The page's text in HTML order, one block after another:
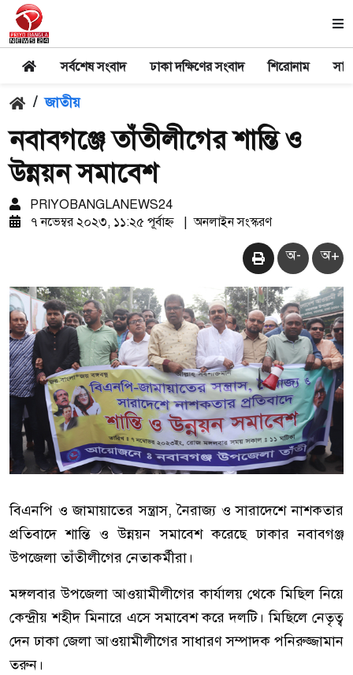
সর্বশেষ সংবাদ ঢাকা দক্ষিণের সংবাদ শিরোনাম
/ জাতীয়
নবাবগঞ্জে তাঁতীলীগের শান্তি ও
উন্নয়ন সমাবেশ
PRIYOBANGLANEWS24
৭ নভেম্বর ২০২৩, ১১:২৫ পূর্বাহ্ন
অনলাইন সংস্করণ
অ- অ+
বিএনপি ও জামায়াতের সন্ত্রাস, নৈরাজ্য ও সারাদেশে নাশকতার
প্রতিবাদে শান্তি ও উন্নয়ন সমাবেশ করেছে ঢাকার নবাবগঞ্জ
উপজেলা তাঁতীলীগের নেতাকর্মীরা।
মঙ্গলবার উপজেলা আওয়ামীলীগের কার্যালয় থেকে মিছিল নিয়ে
কেন্দ্রীয় শহীদ মিনারে এসে সমাবেশ করে দলটি। মিছিলে নেতৃত্ব
দেন ঢাকা জেলা আওয়ামীলীগের সাধারণ সম্পাদক পনিরুজ্জামান
তরুন।